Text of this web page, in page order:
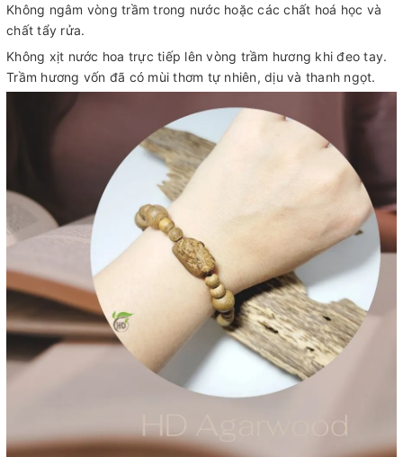
Không ngâm vòng trầm trong nước hoặc các chất hoá học và
chất tẩy rửa.
Không xịt nước hoa trực tiếp lên vòng trầm hương khi đeo tay.
Trầm hương vốn đã có mùi thơm tự nhiên, dịu và thanh ngọt.